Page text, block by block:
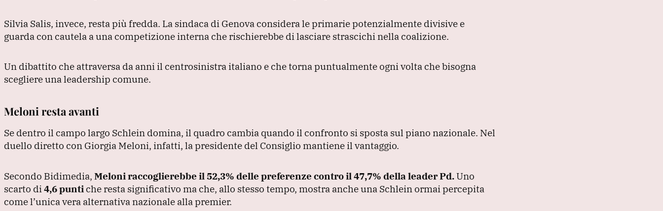
Silvia Salis, invece, resta più fredda. La sindaca di Genova considera le primarie potenzialmente divisive e
guarda con cautela a una competizione interna che rischierebbe di lasciare strascichi nella coalizione.
Un dibattito che attraversa da anni il centrosinistra italiano e che torna puntualmente ogni volta che bisogna
scegliere una leadership comune.
Meloni resta avanti
Se dentro il campo largo Schlein domina, il quadro cambia quando il confronto si sposta sul piano nazionale. Nel
duello diretto con Giorgia Meloni, infatti, la presidente del Consiglio mantiene il vantaggio.
Secondo Bidimedia, Meloni raccoglierebbe il 52,3% delle preferenze contro il 47,7% della leader Pd.Uno
scarto di 4,6 punti che resta significativo ma che, allo stesso tempo, mostra anche una Schlein ormai percepita
come l’unica vera alternativa nazionale alla premier.